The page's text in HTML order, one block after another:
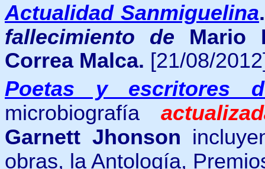
Actualidad Sanmiguelina
fallecimiento de Mario
Correa Malca. [21/08/
Poetas y escritores
microbiografía
Garnett Jhonson
obras, la Antología,